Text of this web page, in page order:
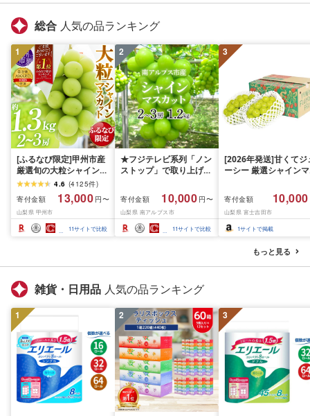
次発送予定)
総合 人気の品ランキング
1
[ふるなび限定]甲州市産
厳選旬の大粒シャインマ
スカット 約1.3kg 2〜3
房[2026年発送]
(MG)B12-472 FN-
Limited-VO シャインマ
スカット フルーツ
4.6 (4125件)
寄付金額
13,000 円〜
山梨県 甲州市
11サイトで比較
2
★フジテレビ系列「ノン
ストップ」で取り上げら
先行予約]南アルプス市
産シャインマスカット
1.2kg以上(2〜3房)ふる
さと納税 おすすめ 山梨
県 南アルプス市 送料無
寄付金額 10,000 円〜
山梨県 南アルプス市
11サイトで比較
3
[2026年発送]甘くてジ
ーシー 厳選シャインマ
月前半(1〜15日)から
月下旬までの発送) フ
ーツ ぶどう 果物 山梨
産 2026 旬 大粒 高級
寄付金額 10,000
山梨県 富士吉田市
1サイトで掲載
もっと見る
雑貨・日用品 人気の品ランキング
1 2 3